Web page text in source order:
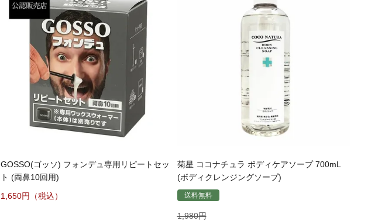
GOSSO(ゴッソ) フォンデュ専用リピートセッ
ト (両鼻10回用)
1,650
菊星 ココナチュラ ボディケアソープ 700mL
(ボディクレンジングソープ)
送料無料
1,980